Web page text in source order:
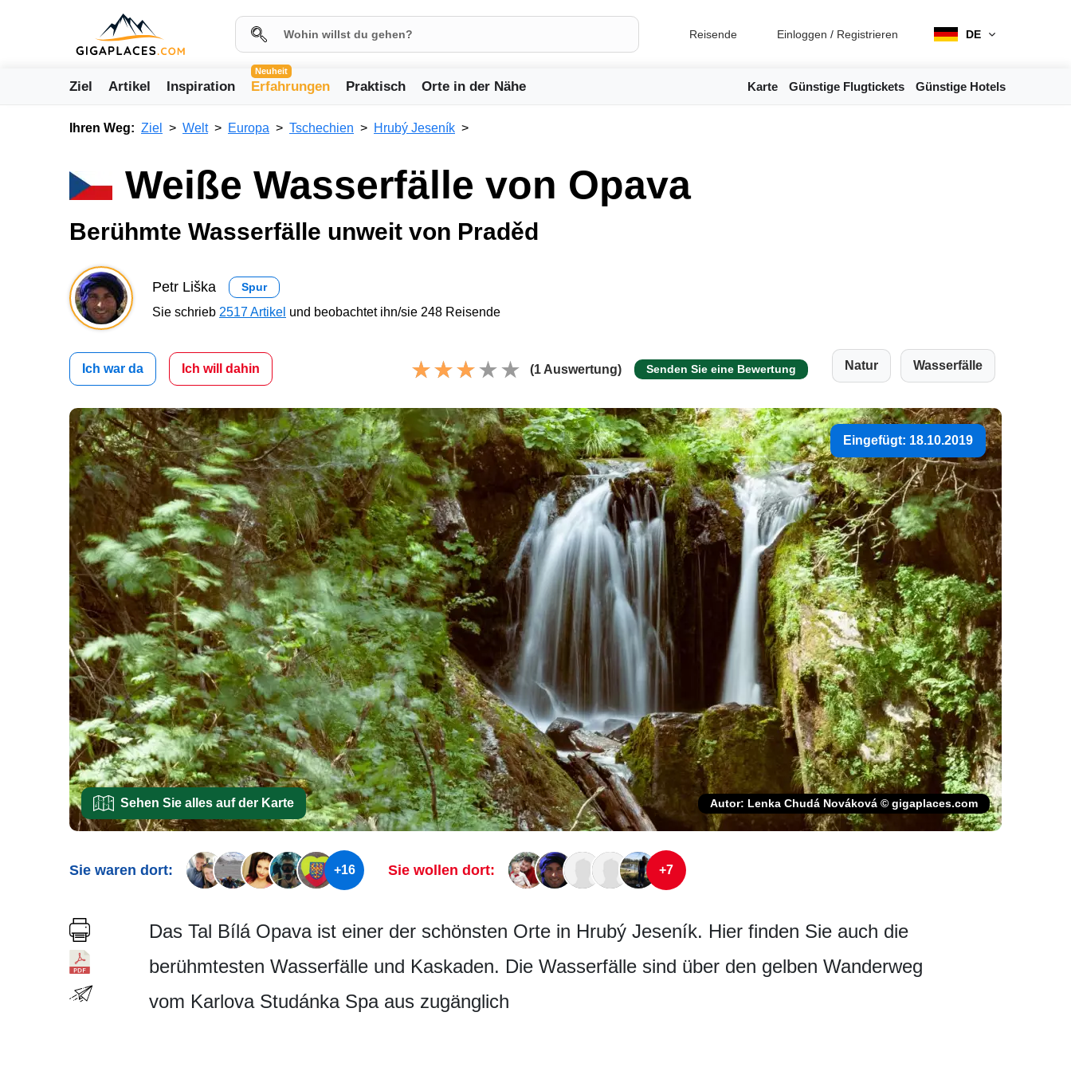
Reisende Einloggen / Registrieren DE
Ziel Artikel Inspiration
Neuheit
Erfahrungen Praktisch Orte in der Nähe Karte Günstige Flugtickets Günstige Hotels
Ihren Weg: Ziel Welt Europa Tschechien Hrubý Jeseník
Weiße Wasserfälle von Opava
Berühmte Wasserfälle unweit von Praděd
Petr Liška Spur
Sie schrieb 2517 Artikel und beobachtet ihn/sie 248 Reisende
Ich war da Ich will dahin (1 Auswertung) Senden Sie eine Bewertung Natur Wasserfälle
Eingefügt: 18.10.2019
Sehen Sie alles auf der Karte Autor: Lenka Chudá Nováková © gigaplaces.com
Sie waren dort: +16 Sie wollen dort: +7
Das Tal Bílá Opava ist einer der schönsten Orte in Hrubý Jeseník. Hier finden Sie auch die
berühmtesten Wasserfälle und Kaskaden. Die Wasserfälle sind über den gelben Wanderweg
vom Karlova Studánka Spa aus zugänglich